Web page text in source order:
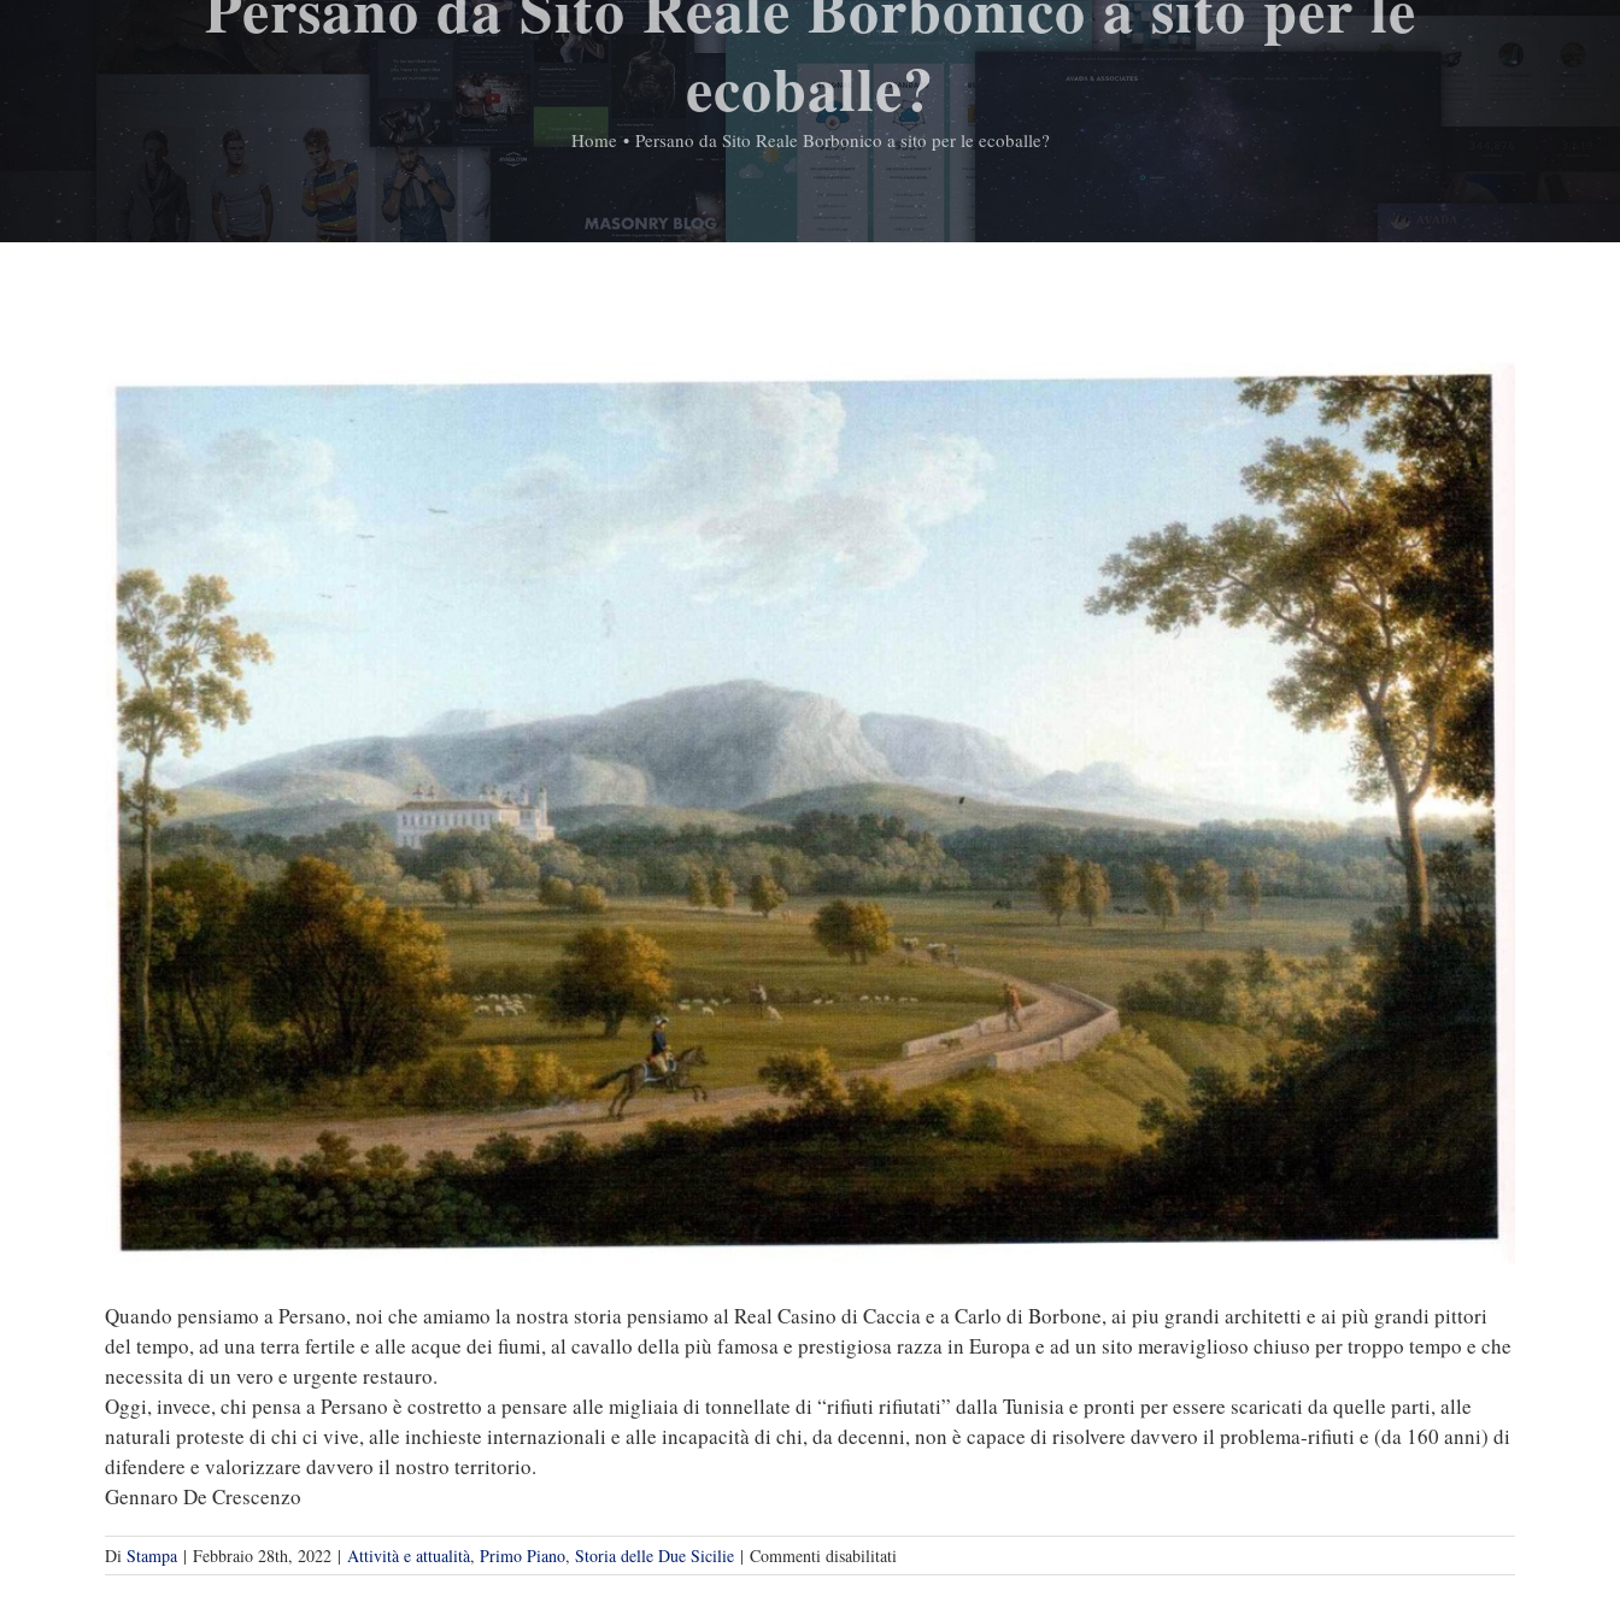
ecoballe?
Home • Persano da Sito Reale Borbonico a sito per le ecoballe?
Quando pensiamo a Persano, noi che amiamo la nostra storia pensiamo al Real Casino di Caccia e a Carlo di Borbone, ai piu grandi architetti e ai più grandi pittori
del tempo, ad una terra fertile e alle acque dei fiumi, al cavallo della più famosa e prestigiosa razza in Europa e ad un sito meraviglioso chiuso per troppo tempo e che
necessita di un vero e urgente restauro.
Oggi, invece, chi pensa a Persano è costretto a pensare alle migliaia di tonnellate di “rifiuti rifiutati” dalla Tunisia e pronti per essere scaricati da quelle parti, alle
naturali proteste di chi ci vive, alle inchieste internazionali e alle incapacità di chi, da decenni, non è capace di risolvere davvero il problema-rifiuti e (da 160 anni) di
difendere e valorizzare davvero il nostro territorio.
Gennaro De Crescenzo
Di Stampa | Febbraio 28th, 2022 | Attività e attualità, Primo Piano, Storia delle Due Sicilie | Commenti disabilitati
Persano